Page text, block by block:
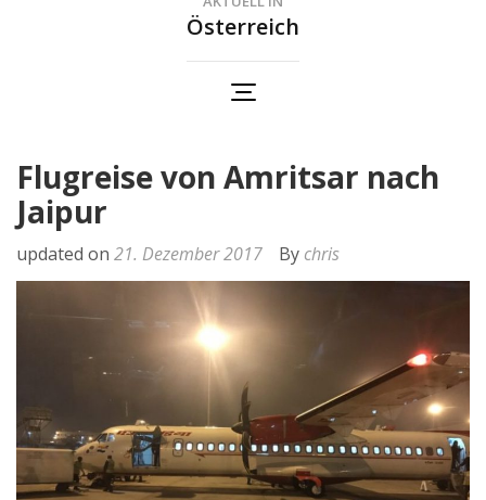
Österreich
Flugreise von Amritsar nach
Jaipur
updated on 21. Dezember 2017 By chris